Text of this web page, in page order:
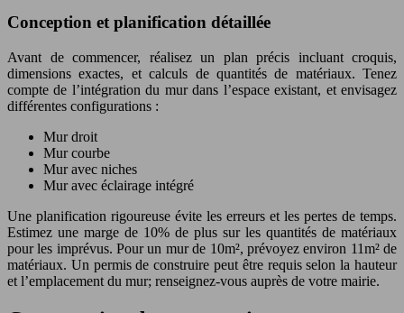
Conception et planification détaillée
Avant de commencer, réalisez un plan précis incluant croquis,
dimensions exactes, et calculs de quantités de matériaux. Tenez
compte de l’intégration du mur dans l’espace existant, et envisagez
différentes configurations :
Mur droit
Mur courbe
Mur avec niches
Mur avec éclairage intégré
Une planification rigoureuse évite les erreurs et les pertes de temps.
Estimez une marge de 10% de plus sur les quantités de matériaux
pour les imprévus. Pour un mur de 10m², prévoyez environ 11m² de
matériaux. Un permis de construire peut être requis selon la hauteur
et l’emplacement du mur; renseignez-vous auprès de votre mairie.